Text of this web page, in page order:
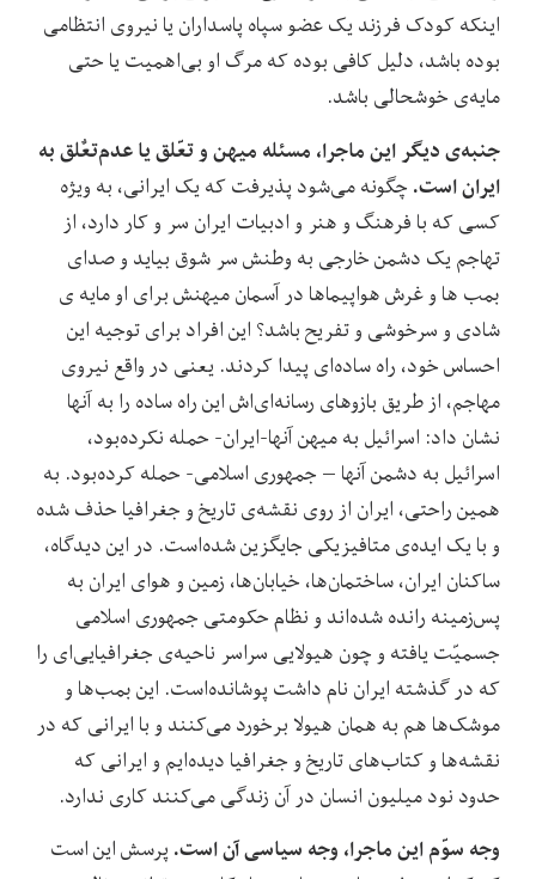
اینکه کودک فرزند یک عضو سپاه پاسداران یا نیروی انتظامی
بوده‌ باشد، دلیل کافی بوده که مرگ او بی‌اهمیت یا حتی
مایه‌ی خوشحالی باشد.
جنبه‌ی دیگر این ماجرا، مسئله میهن و تعّلق یا عدم‌تعٌلق به
ایران است. چگونه می‌شود پذیرفت که یک ایرانی، به ویژه
کسی که با فرهنگ و هنر و ادبیات ایران سر و کار دارد، از
تهاجم یک دشمن خارجی به وطنش سر شوق بیاید و صدای
بمب ها و غرش هواپیماها در آسمان میهنش برای او مایه ی
شادی و سرخوشی و تفریح باشد؟ این افراد برای توجیه این
احساس خود، راه ساده‌‌ای پیدا کردند. یعنی در واقع نیروی
مهاجم، از طریق بازوهای رسانه‌ای‌اش این راه ساده را به آنها
نشان داد: اسرائیل به میهن آنها-ایران- حمله نکرده‌بود،
اسرائیل به دشمن آنها – جمهوری اسلامی- حمله کرده‌بود. به
همین راحتی، ایران از روی نقشه‌ی تاریخ و جغرافیا حذف شده
و با یک ایده‌ی متافیزیکی جایگزین شده‌است. در این دیدگاه،
ساکنان ایران، ساختمان‌ها، خیابان‌ها، زمین و هوای ایران به
پس‌زمینه رانده شده‌اند و نظام حکومتی جمهوری اسلامی
جسمیّت یافته و چون هیولایی سراسر ناحیه‌ی جغرافیایی‌ای را
که در گذشته ایران نام داشت پوشانده‌است. این بمب‌ها و
موشک‌‌ها هم به همان هیولا برخورد می‌کنند و با ایرانی که در
نقشه‌ها و کتاب‌های تاریخ و جغرافیا دیده‌ایم و ایرانی که
حدود نود میلیون انسان در آن زندگی می‌کنند کاری ندارد.
وجه سوّم این ماجرا، وجه سیاسی آن است.پرسش این است